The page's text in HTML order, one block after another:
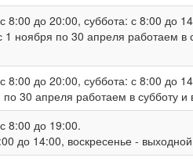
8:00 до 20:00, суббота: с 8:00 до
1 ноября по 30 апреля работаем в
8:00 до 20:00, суббота: с 8:00 до
30 апреля работаем в субботу и
8:00 до 19:00.
до 14:00, воскресенье -